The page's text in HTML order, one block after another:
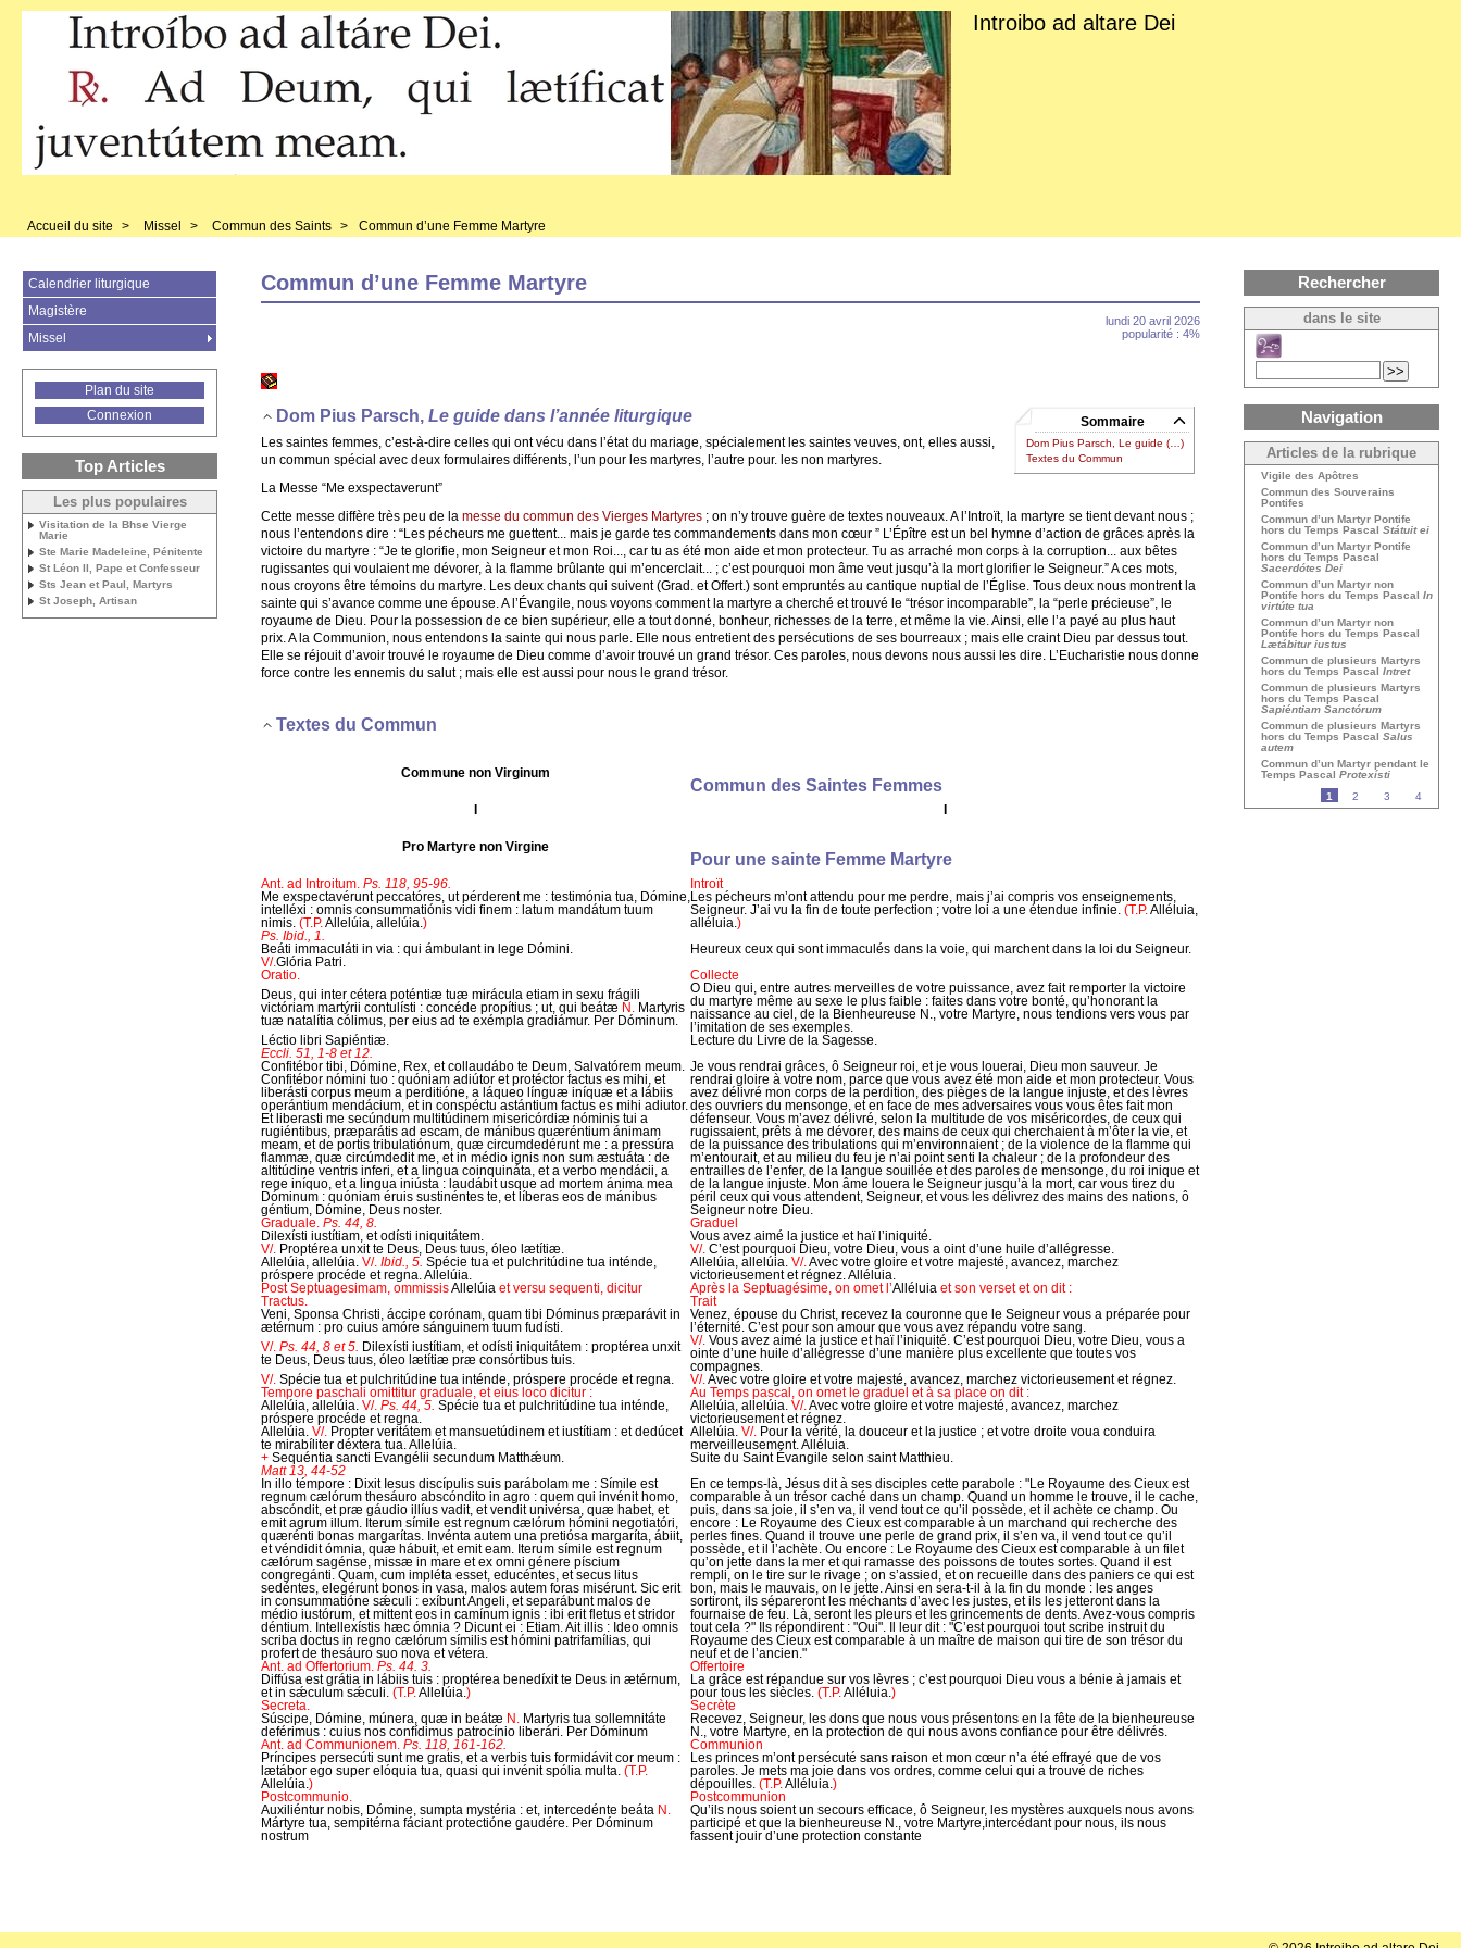
Introibo ad altare Dei
Accueil du site > Missel > Commun des Saints > Commun d’une Femme Martyre
Commun d’une Femme Martyre
lundi 20 avril 2026
popularité : 4%
Sommaire
Dom Pius Parsch, Le guide (…)
Textes du Commun
Dom Pius Parsch, Le guide dans l’année liturgique
Les saintes femmes, c’est-à-dire celles qui ont vécu dans l’état du mariage, spécialement les saintes veuves, ont, elles aussi,
un commun spécial avec deux formulaires différents, l’un pour les martyres, l’autre pour. les non martyres.
La Messe “Me exspectaverunt”
Cette messe diffère très peu de la messe du commun des Vierges Martyres ; on n’y trouve guère de textes nouveaux. A l’Introït, la martyre se tient devant nous ;
nous l’entendons dire : “Les pécheurs me guettent... mais je garde tes commandements dans mon cœur ” L’Épître est un bel hymne d’action de grâces après la
victoire du martyre : “Je te glorifie, mon Seigneur et mon Roi..., car tu as été mon aide et mon protecteur. Tu as arraché mon corps à la corruption... aux bêtes
rugissantes qui voulaient me dévorer, à la flamme brûlante qui m’encerclait... ; c’est pourquoi mon âme veut jusqu’à la mort glorifier le Seigneur.” A ces mots,
nous croyons être témoins du martyre. Les deux chants qui suivent (Grad. et Offert.) sont empruntés au cantique nuptial de l’Église. Tous deux nous montrent la
sainte qui s’avance comme une épouse. A l’Évangile, nous voyons comment la martyre a cherché et trouvé le “trésor incomparable”, la “perle précieuse”, le
royaume de Dieu. Pour la possession de ce bien supérieur, elle a tout donné, bonheur, richesses de la terre, et même la vie. Ainsi, elle l’a payé au plus haut
prix. A la Communion, nous entendons la sainte qui nous parle. Elle nous entretient des persécutions de ses bourreaux ; mais elle craint Dieu par dessus tout.
Elle se réjouit d’avoir trouvé le royaume de Dieu comme d’avoir trouvé un grand trésor. Ces paroles, nous devons nous aussi les dire. L’Eucharistie nous donne
force contre les ennemis du salut ; mais elle est aussi pour nous le grand trésor.
Textes du Commun
Commune non Virginum
Commun des Saintes Femmes
Pro Martyre non Virgine
Pour une sainte Femme Martyre
Ant. ad Introitum. Ps. 118, 95-96.
Introït
Me exspectavérunt peccatóres, ut pérderent me : testimónia tua, Dómine,
intelléxi : omnis consummatiónis vidi finem : latum mandátum tuum
nimis. (T.P.Allelúia, allelúia.)
Les pécheurs m’ont attendu pour me perdre, mais j’ai compris vos enseignements,
Seigneur. J’ai vu la fin de toute perfection ; votre loi a une étendue infinie. (T.P.Alléluia,
alléluia.)
Ps. Ibid., 1.
Beáti immaculáti in via : qui ámbulant in lege Dómini.
Heureux ceux qui sont immaculés dans la voie, qui marchent dans la loi du Seigneur.
V/.Glória Patri.
Oratio.
Collecte
Deus, qui inter cétera poténtiæ tuæ mirácula etiam in sexu frágili
victóriam martýrii contulísti : concéde propítius ; ut, qui beátæ N. Martyris
tuæ natalítia cólimus, per eius ad te exémpla gradiámur. Per Dóminum.
O Dieu qui, entre autres merveilles de votre puissance, avez fait remporter la victoire
du martyre même au sexe le plus faible : faites dans votre bonté, qu’honorant la
naissance au ciel, de la Bienheureuse N., votre Martyre, nous tendions vers vous par
l’imitation de ses exemples.
Léctio libri Sapiéntiæ.
Lecture du Livre de la Sagesse.
Eccli. 51, 1-8 et 12.
Confitébor tibi, Dómine, Rex, et collaudábo te Deum, Salvatórem meum.
Confitébor nómini tuo : quóniam adiútor et protéctor factus es mihi, et
liberásti corpus meum a perditióne, a láqueo línguæ iníquæ et a lábiis
operántium mendácium, et in conspéctu astántium factus es mihi adiutor.
Et liberasti me secúndum multitúdinem misericórdiæ nóminis tui a
rugiéntibus, præparátis ad escam, de mánibus quæréntium ánimam
meam, et de portis tribulatiónum, quæ circumdedérunt me : a pressúra
flammæ, quæ circúmdedit me, et in médio ignis non sum æstuáta : de
altitúdine ventris inferi, et a lingua coinquináta, et a verbo mendácii, a
rege iníquo, et a lingua iniústa : laudábit usque ad mortem ánima mea
Dóminum : quóniam éruis sustinéntes te, et líberas eos de mánibus
géntium, Dómine, Deus noster.
Je vous rendrai grâces, ô Seigneur roi, et je vous louerai, Dieu mon sauveur. Je
rendrai gloire à votre nom, parce que vous avez été mon aide et mon protecteur. Vous
avez délivré mon corps de la perdition, des pièges de la langue injuste, et des lèvres
des ouvriers du mensonge, et en face de mes adversaires vous vous êtes fait mon
défenseur. Vous m’avez délivré, selon la multitude de vos miséricordes, de ceux qui
rugissaient, prêts à me dévorer, des mains de ceux qui cherchaient à m’ôter la vie, et
de la puissance des tribulations qui m’environnaient ; de la violence de la flamme qui
m’entourait, et au milieu du feu je n’ai point senti la chaleur ; de la profondeur des
entrailles de l’enfer, de la langue souillée et des paroles de mensonge, du roi inique et
de la langue injuste. Mon âme louera le Seigneur jusqu’à la mort, car vous tirez du
péril ceux qui vous attendent, Seigneur, et vous les délivrez des mains des nations, ô
Seigneur notre Dieu.
Graduale. Ps. 44, 8.
Graduel
Dilexísti iustítiam, et odísti iniquitátem.
Vous avez aimé la justice et haï l’iniquité.
V/. Proptérea unxit te Deus, Deus tuus, óleo lætítiæ. V/. C’est pourquoi Dieu, votre Dieu, vous a oint d’une huile d’allégresse.
Allelúia, allelúia. V/. Ibid., 5. Spécie tua et pulchritúdine tua inténde,
próspere procéde et regna. Allelúia.
Allelúia, allelúia. V/.Avec votre gloire et votre majesté, avancez, marchez
victorieusement et régnez. Alléluia.
Post Septuagesimam, ommissisAllelúia et versu sequenti, dicitur Après la Septuagésime, on omet l’Alléluia et son verset et on dit :
Tractus.
Trait
Veni, Sponsa Christi, áccipe corónam, quam tibi Dóminus præparávit in
ætérnum : pro cuius amóre sánguinem tuum fudísti.
Venez, épouse du Christ, recevez la couronne que le Seigneur vous a préparée pour
l’éternité. C’est pour son amour que vous avez répandu votre sang.
V/. Ps. 44, 8 et 5. Dilexísti iustítiam, et odísti iniquitátem : proptérea unxit
te Deus, Deus tuus, óleo lætítiæ præ consórtibus tuis.
V/. Vous avez aimé la justice et haï l’iniquité. C’est pourquoi Dieu, votre Dieu, vous a
ointe d’une huile d’allégresse d’une manière plus excellente que toutes vos
compagnes.
V/. Spécie tua et pulchritúdine tua inténde, próspere procéde et regna. V/.Avec votre gloire et votre majesté, avancez, marchez victorieusement et régnez.
Tempore paschali omittitur graduale, et eius loco dicitur :
Au Temps pascal, on omet le graduel et à sa place on dit :
Allelúia, allelúia. V/. Ps. 44, 5. Spécie tua et pulchritúdine tua inténde,
próspere procéde et regna.
Allelúia, allelúia. V/.Avec votre gloire et votre majesté, avancez, marchez
victorieusement et régnez.
Allelúia. V/. Propter veritátem et mansuetúdinem et iustítiam : et dedúcet
te mirabíliter déxtera tua. Allelúia.
Allelúia. V/. Pour la vérité, la douceur et la justice ; et votre droite voua conduira
merveilleusement. Alléluia.
+ Sequéntia sancti Evangélii secundum Matthǽum.
Suite du Saint Évangile selon saint Matthieu.
Matt 13, 44-52
In illo témpore : Dixit Iesus discípulis suis parábolam me : Símile est
regnum cælórum thesáuro abscóndito in agro : quem qui invénit homo,
abscóndit, et præ gáudio illíus vadit, et vendit univérsa, quæ habet, et
emit agrum illum. Iterum símile est regnum cælórum hómini negotiatóri,
quærénti bonas margarítas. Invénta autem una pretiósa margaríta, ábiit,
et véndidit ómnia, quæ hábuit, et emit eam. Iterum símile est regnum
cælórum sagénse, missæ in mare et ex omni génere píscium
congregánti. Quam, cum impléta esset, educéntes, et secus litus
sedéntes, elegérunt bonos in vasa, malos autem foras misérunt. Sic erit
in consummatióne sǽculi : exíbunt Angeli, et separábunt malos de
médio iustórum, et mittent eos in camínum ignis : ibi erit fletus et stridor
déntium. Intellexístis hæc ómnia ? Dicunt ei : Etiam. Ait illis : Ideo omnis
scriba doctus in regno cælórum símilis est hómini patrifamílias, qui
profert de thesáuro suo nova et vétera.
En ce temps-là, Jésus dit à ses disciples cette parabole : "Le Royaume des Cieux est
comparable à un trésor caché dans un champ. Quand un homme le trouve, il le cache,
puis, dans sa joie, il s’en va, il vend tout ce qu’il possède, et il achète ce champ. Ou
encore : Le Royaume des Cieux est comparable à un marchand qui recherche des
perles fines. Quand il trouve une perle de grand prix, il s’en va, il vend tout ce qu’il
possède, et il l’achète. Ou encore : Le Royaume des Cieux est comparable à un filet
qu’on jette dans la mer et qui ramasse des poissons de toutes sortes. Quand il est
rempli, on le tire sur le rivage ; on s’assied, et on recueille dans des paniers ce qui est
bon, mais le mauvais, on le jette. Ainsi en sera-t-il à la fin du monde : les anges
sortiront, ils sépareront les méchants d’avec les justes, et ils les jetteront dans la
fournaise de feu. Là, seront les pleurs et les grincements de dents. Avez-vous compris
tout cela ?" Ils répondirent : "Oui". Il leur dit : "C’est pourquoi tout scribe instruit du
Royaume des Cieux est comparable à un maître de maison qui tire de son trésor du
neuf et de l’ancien."
Ant. ad Offertorium. Ps. 44. 3.
Offertoire
Diffúsa est grátia in lábiis tuis : proptérea benedíxit te Deus in ætérnum,
et in sǽculum sǽculi. (T.P.Allelúia.)
La grâce est répandue sur vos lèvres ; c’est pourquoi Dieu vous a bénie à jamais et
pour tous les siècles. (T.P.Alléluia.)
Secreta.
Secrète
Súscipe, Dómine, múnera, quæ in beátæ N. Martyris tua sollemnitáte
deférimus : cuius nos confídimus patrocínio liberári. Per Dóminum
Recevez, Seigneur, les dons que nous vous présentons en la fête de la bienheureuse
N., votre Martyre, en la protection de qui nous avons confiance pour être délivrés.
Ant. ad Communionem. Ps. 118, 161-162.
Communion
Príncipes persecúti sunt me gratis, et a verbis tuis formidávit cor meum :
lætábor ego super elóquia tua, quasi qui invénit spólia multa. (T.P.
Allelúia.)
Les princes m’ont persécuté sans raison et mon cœur n’a été effrayé que de vos
paroles. Je mets ma joie dans vos ordres, comme celui qui a trouvé de riches
dépouilles. (T.P.Alléluia.)
Postcommunio.
Postcommunion
Auxiliéntur nobis, Dómine, sumpta mystéria : et, intercedénte beáta N.
Mártyre tua, sempitérna fáciant protectióne gaudére. Per Dóminum
nostrum
Qu’ils nous soient un secours efficace, ô Seigneur, les mystères auxquels nous avons
participé et que la bienheureuse N., votre Martyre,intercédant pour nous, ils nous
fassent jouir d’une protection constante
Calendrier liturgique
Magistère
Missel
Plan du site
Connexion
Top Articles
Les plus populaires
Visitation de la Bhse Vierge
Marie
Ste Marie Madeleine, Pénitente
St Léon II, Pape et Confesseur
Sts Jean et Paul, Martyrs
St Joseph, Artisan
Rechercher
dans le site
Navigation
Articles de la rubrique
Vigile des Apôtres
Commun des Souverains
Pontifes
Commun d’un Martyr Pontife
hors du Temps Pascal Státuit ei
Commun d’un Martyr Pontife
hors du Temps Pascal
Sacerdótes Dei
Commun d’un Martyr non
Pontife hors du Temps Pascal In
virtúte tua
Commun d’un Martyr non
Pontife hors du Temps Pascal
Lætábitur iustus
Commun de plusieurs Martyrs
hors du Temps Pascal Intret
Commun de plusieurs Martyrs
hors du Temps Pascal
Sapiéntiam Sanctórum
Commun de plusieurs Martyrs
hors du Temps Pascal Salus
autem
Commun d’un Martyr pendant le
Temps Pascal Protexísti
1
2 3 4